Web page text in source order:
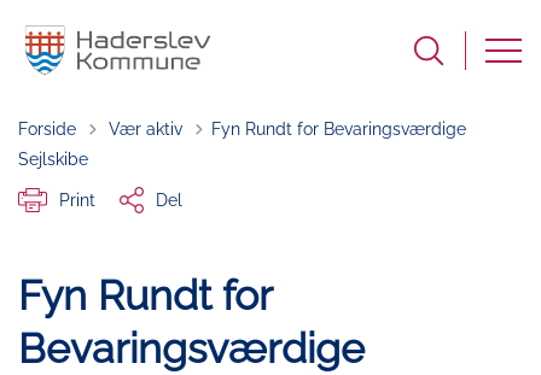
Forside Tilbage til
Vær aktiv
Fyn Rundt for Bevaringsværdige
Sejlskibe
Print Del
Fyn Rundt for
Bevaringsværdige